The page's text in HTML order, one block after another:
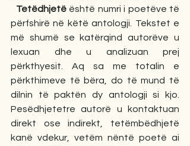
Tetëdhjetë është numri i poetëve të
përfshirë në këtë antologji. Tekstet e
më shumë se katërqind autorëve u
lexuan dhe u analizuan prej
përkthyesit. Aq sa me totalin e
përkthimeve të bëra, do të mund të
dilnin të paktën dy antologji si kjo.
Pesëdhjetetre autorë u kontaktuan
direkt ose indirekt, tetëmbëdhjetë
kanë vdekur, vetëm nëntë poetë ai